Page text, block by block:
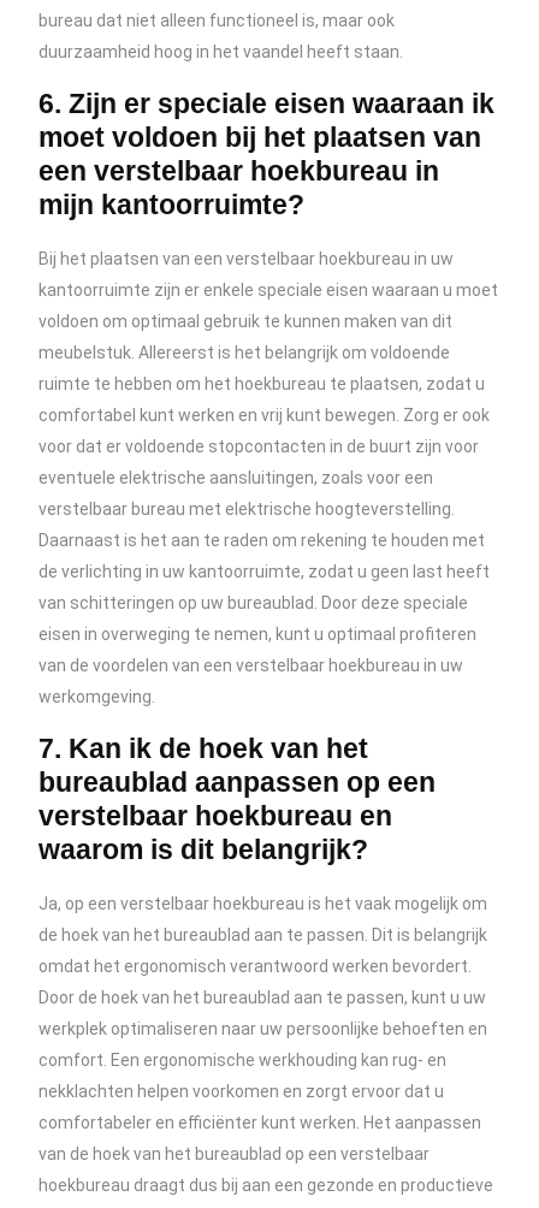
bureau dat niet alleen functioneel is, maar ook
duurzaamheid hoog in het vaandel heeft staan.
6. Zijn er speciale eisen waaraan ik
moet voldoen bij het plaatsen van
een verstelbaar hoekbureau in
mijn kantoorruimte?
Bij het plaatsen van een verstelbaar hoekbureau in uw
kantoorruimte zijn er enkele speciale eisen waaraan u moet
voldoen om optimaal gebruik te kunnen maken van dit
meubelstuk. Allereerst is het belangrijk om voldoende
ruimte te hebben om het hoekbureau te plaatsen, zodat u
comfortabel kunt werken en vrij kunt bewegen. Zorg er ook
voor dat er voldoende stopcontacten in de buurt zijn voor
eventuele elektrische aansluitingen, zoals voor een
verstelbaar bureau met elektrische hoogteverstelling.
Daarnaast is het aan te raden om rekening te houden met
de verlichting in uw kantoorruimte, zodat u geen last heeft
van schitteringen op uw bureaublad. Door deze speciale
eisen in overweging te nemen, kunt u optimaal profiteren
van de voordelen van een verstelbaar hoekbureau in uw
werkomgeving.
7. Kan ik de hoek van het
bureaublad aanpassen op een
verstelbaar hoekbureau en
waarom is dit belangrijk?
Ja, op een verstelbaar hoekbureau is het vaak mogelijk om
de hoek van het bureaublad aan te passen. Dit is belangrijk
omdat het ergonomisch verantwoord werken bevordert.
Door de hoek van het bureaublad aan te passen, kunt u uw
werkplek optimaliseren naar uw persoonlijke behoeften en
comfort. Een ergonomische werkhouding kan rug- en
nekklachten helpen voorkomen en zorgt ervoor dat u
comfortabeler en efficiënter kunt werken. Het aanpassen
van de hoek van het bureaublad op een verstelbaar
hoekbureau draagt dus bij aan een gezonde en productieve